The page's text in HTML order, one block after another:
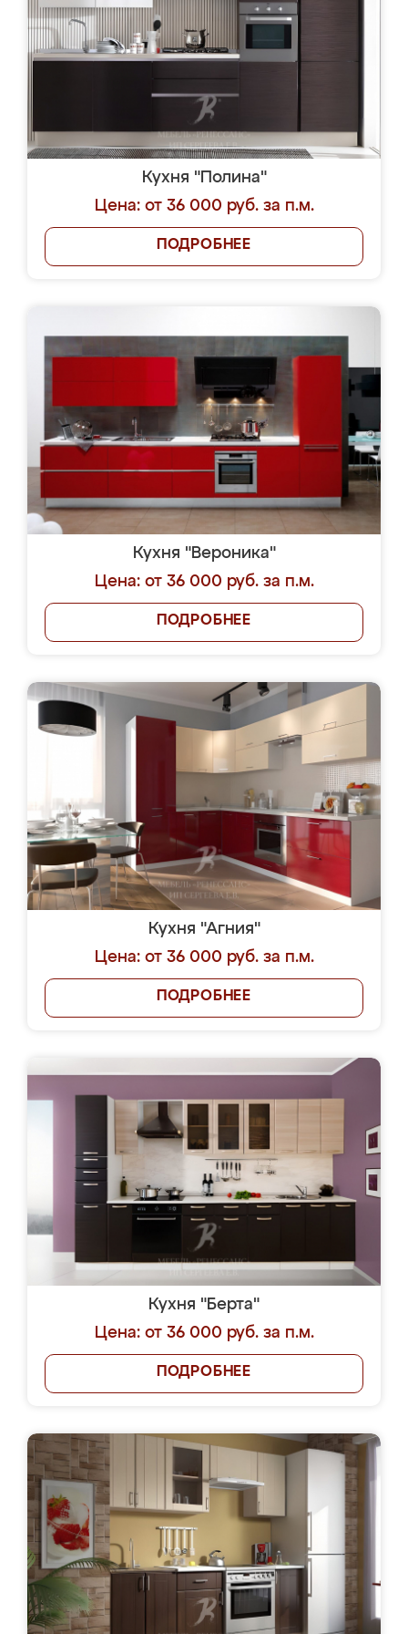
Кухня "Полина"
Цена: от 36 000 руб. за п.м.
ПОДРОБНЕЕ
Кухня "Вероника"
Цена: от 36 000 руб. за п.м.
ПОДРОБНЕЕ
Кухня "Агния"
Цена: от 36 000 руб. за п.м.
ПОДРОБНЕЕ
Кухня "Берта"
Цена: от 36 000 руб. за п.м.
ПОДРОБНЕЕ